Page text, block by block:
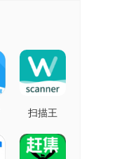
扫描王
方版